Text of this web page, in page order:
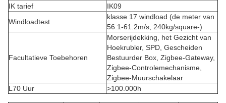
IK tarief
IK09
Windloadtest
klasse 17 windload (de meter van
56.1-61.2m/s, 240kg/square-)
Facultatieve Toebehoren
Morserijdekking, het Gezicht van
Hoekrubler, SPD, Gescheiden
Bestuurder Box, Zigbee-Gateway,
Zigbee-Controlemechanisme,
Zigbee-Muurschakelaar
L70 Uur
>100.000h